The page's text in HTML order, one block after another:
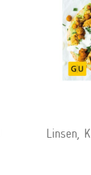
Linsen,